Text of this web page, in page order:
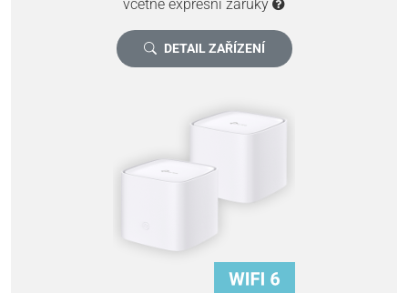
včetně expresní záruky
DETAIL ZAŘÍZENÍ